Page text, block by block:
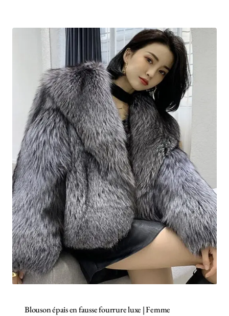
Blouson épais en fausse fourrure luxe | Femme